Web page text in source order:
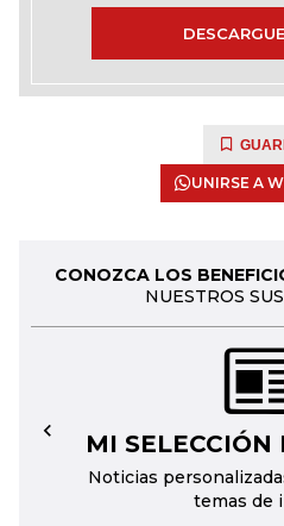
UNIRSE A
CONOZCA LOS
NUESTROS
MI SELECCIÓN
Noticias
temas de
←